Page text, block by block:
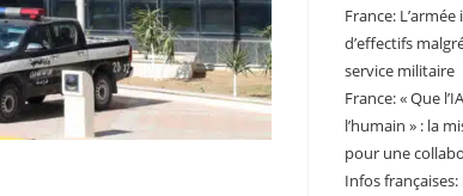
France:
d’effectifs
service militaire
France: « Que
l’humain » : la
pour une
Infos françaises: